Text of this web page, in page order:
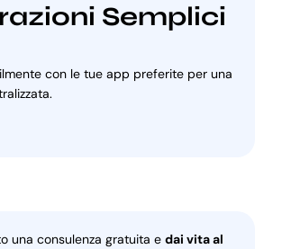
Semplici
con le tue app preferite per una
una consulenza gratuita e dai vita al